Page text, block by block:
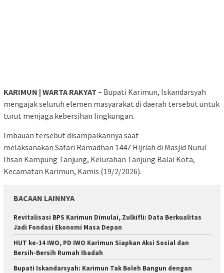
KARIMUN | WARTA RAKYAT – Bupati Karimun, Iskandarsyah
mengajak seluruh elemen masyarakat di daerah tersebut untuk
turut menjaga kebersihan lingkungan.
Imbauan tersebut disampaikannya saat
melaksanakan Safari Ramadhan 1447 Hijriah di Masjid Nurul
Ihsan Kampung Tanjung, Kelurahan Tanjung Balai Kota,
Kecamatan Karimun, Kamis (19/2/2026).
BACAAN LAINNYA
Revitalisasi BPS Karimun Dimulai, Zulkifli: Data Berkualitas
Jadi Fondasi Ekonomi Masa Depan
HUT ke-14 IWO, PD IWO Karimun Siapkan Aksi Sosial dan
Bersih-Bersih Rumah Ibadah
Bupati Iskandarsyah: Karimun Tak Boleh Bangun dengan